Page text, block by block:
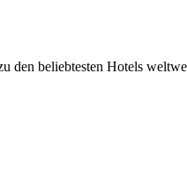
den beliebtesten Hotels